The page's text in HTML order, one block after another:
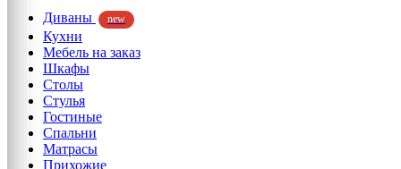
Диваны new
Кухни
Мебель на заказ
Шкафы
Столы
Стулья
Гостиные
Спальни
Матрасы
Прихожие